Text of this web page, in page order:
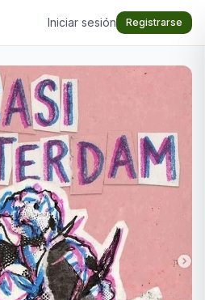
Iniciar sesión Registrarse